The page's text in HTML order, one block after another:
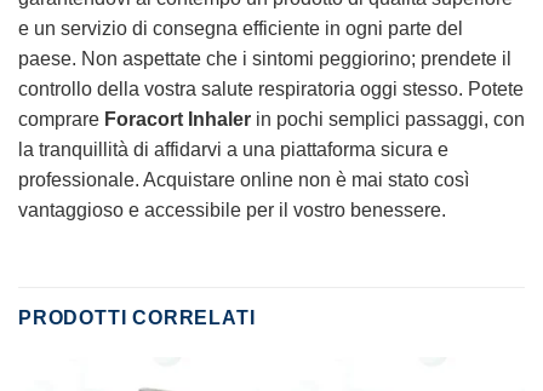
e un servizio di consegna efficiente in ogni parte del
paese. Non aspettate che i sintomi peggiorino; prendete il
controllo della vostra salute respiratoria oggi stesso. Potete
comprare Foracort Inhaler in pochi semplici passaggi, con
la tranquillità di affidarvi a una piattaforma sicura e
professionale. Acquistare online non è mai stato così
vantaggioso e accessibile per il vostro benessere.
PRODOTTI CORRELATI